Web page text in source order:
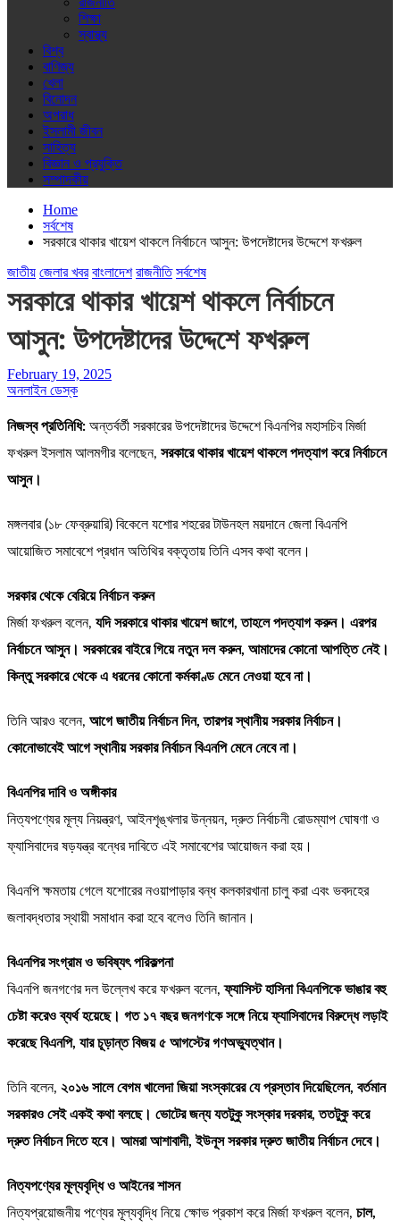
শিক্ষা
স্বাস্থ্য
বিশ্ব
বাণিজ্য
খেলা
বিনোদন
অপরাধ
ইসলামী জীবন
সাহিত্য
বিজ্ঞান ও প্রযুক্তি
সম্পাদকীয়
Home
সর্বশেষ
সরকারে থাকার খায়েশ থাকলে নির্বাচনে আসুন: উপদেষ্টাদের উদ্দেশে ফখরুল
জাতীয় জেলার খবর বাংলাদেশ রাজনীতি সর্বশেষ
সরকারে থাকার খায়েশ থাকলে নির্বাচনে
আসুন: উপদেষ্টাদের উদ্দেশে ফখরুল
February 19, 2025
অনলাইন ডেস্ক
নিজস্ব প্রতিনিধি: অন্তর্বর্তী সরকারের উপদেষ্টাদের উদ্দেশে বিএনপির মহাসচিব মির্জা
ফখরুল ইসলাম আলমগীর বলেছেন, সরকারে থাকার খায়েশ থাকলে পদত্যাগ করে নির্বাচনে
আসুন।
মঙ্গলবার (১৮ ফেব্রুয়ারি) বিকেলে যশোর শহরের টাউনহল ময়দানে জেলা বিএনপি
আয়োজিত সমাবেশে প্রধান অতিথির বক্তৃতায় তিনি এসব কথা বলেন।
সরকার থেকে বেরিয়ে নির্বাচন করুন
মির্জা ফখরুল বলেন, যদি সরকারে থাকার খায়েশ জাগে, তাহলে পদত্যাগ করুন। এরপর
নির্বাচনে আসুন। সরকারের বাইরে গিয়ে নতুন দল করুন, আমাদের কোনো আপত্তি নেই।
কিন্তু সরকারে থেকে এ ধরনের কোনো কর্মকাণ্ড মেনে নেওয়া হবে না।
তিনি আরও বলেন, আগে জাতীয় নির্বাচন দিন, তারপর স্থানীয় সরকার নির্বাচন।
কোনোভাবেই আগে স্থানীয় সরকার নির্বাচন বিএনপি মেনে নেবে না।
বিএনপির দাবি ও অঙ্গীকার
নিত্যপণ্যের মূল্য নিয়ন্ত্রণ, আইনশৃঙ্খলার উন্নয়ন, দ্রুত নির্বাচনী রোডম্যাপ ঘোষণা ও
ফ্যাসিবাদের ষড়যন্ত্র বন্ধের দাবিতে এই সমাবেশের আয়োজন করা হয়।
বিএনপি ক্ষমতায় গেলে যশোরের নওয়াপাড়ার বন্ধ কলকারখানা চালু করা এবং ভবদহের
জলাবদ্ধতার স্থায়ী সমাধান করা হবে বলেও তিনি জানান।
বিএনপির সংগ্রাম ও ভবিষ্যৎ পরিকল্পনা
বিএনপি জনগণের দল উল্লেখ করে ফখরুল বলেন,ফ্যাসিস্ট হাসিনা বিএনপিকে ভাঙার বহু
চেষ্টা করেও ব্যর্থ হয়েছে। গত ১৭ বছর জনগণকে সঙ্গে নিয়ে ফ্যাসিবাদের বিরুদ্ধে লড়াই
করেছে বিএনপি, যার চূড়ান্ত বিজয় ৫ আগস্টের গণঅভ্যুত্থান।
তিনি বলেন, ২০১৬ সালে বেগম খালেদা জিয়া সংস্কারের যে প্রস্তাব দিয়েছিলেন, বর্তমান
সরকারও সেই একই কথা বলছে। ভোটের জন্য যতটুকু সংস্কার দরকার, ততটুকু করে
দ্রুত নির্বাচন দিতে হবে। আমরা আশাবাদী, ইউনূস সরকার দ্রুত জাতীয় নির্বাচন দেবে।
নিত্যপণ্যের মূল্যবৃদ্ধি ও আইনের শাসন
নিত্যপ্রয়োজনীয় পণ্যের মূল্যবৃদ্ধি নিয়ে ক্ষোভ প্রকাশ করে মির্জা ফখরুল বলেন, চাল,